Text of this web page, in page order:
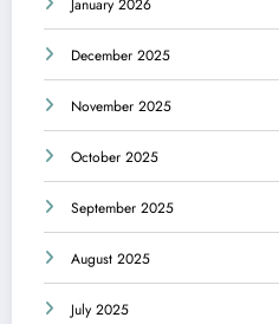
January 2026
December 2025
November 2025
October 2025
September 2025
August 2025
July 2025